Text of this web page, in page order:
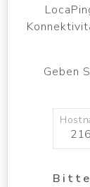
Geben